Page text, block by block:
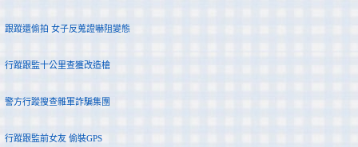
跟蹤還偷拍 女子反蒐證嚇阻變態
行蹤跟監十公里查獲改造槍
警方行蹤搜查雜軍詐騙集團
行蹤跟監前女友 偷裝GPS